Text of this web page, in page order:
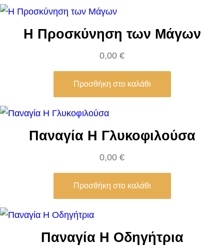
ο
τ
Η Προσκύνηση των Μάγων
0,00 €
Προσθήκη στο καλάθι
Παναγία Η Γλυκοφιλούσα
0,00 €
Προσθήκη στο καλάθι
Παναγία Η Οδηγήτρια